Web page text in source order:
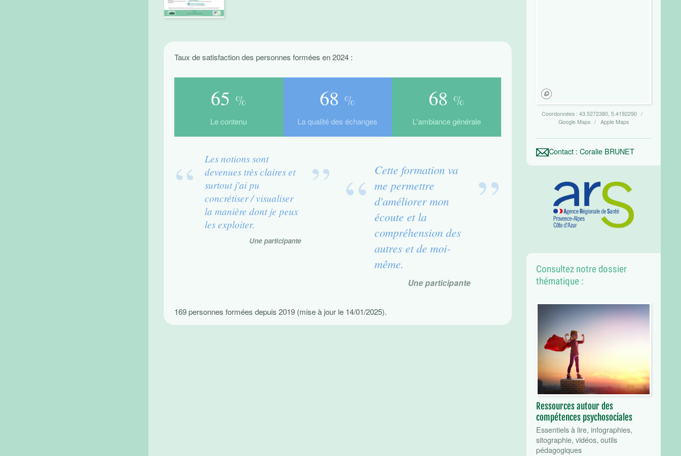
Taux de satisfaction des personnes formées en 2024 :
89 %
Le contenu
93 %
La qualité des échanges
93 %
L'ambiance générale
Les notions sont
devenues très claires et
surtout j'ai pu
concrétiser / visualiser
la manière dont je peux
les exploiter.
Une participante
Cette formation va
me permettre
d'améliorer mon
écoute et la
compréhension des
autres et de moi-
même.
Une participante
169 personnes formées depuis 2019 (mise à jour le 14/01/2025).
Coordonnées :43.5272380, 5.4192290
Google Maps
Apple Maps
Contact : Coralie BRUNET
Consultez notre dossier
thématique :
Ressources autour des
compétences psychosociales
Essentiels à lire, infographies,
sitographie, vidéos, outils
pédagogiques